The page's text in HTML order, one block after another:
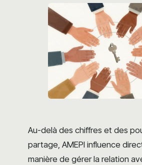
Au-delà des chiffres et des
partage, AMEPI influence
manière de gérer la relation